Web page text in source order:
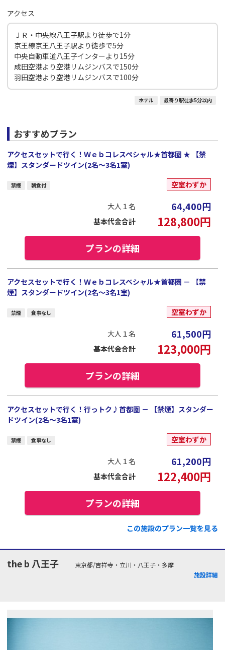
アクセス
ＪＲ・中央線八王子駅より徒歩で1分
京王線京王八王子駅より徒歩で5分
中央自動車道八王子インターより15分
成田空港より空港リムジンバスで150分
羽田空港より空港リムジンバスで100分
ホテル 最寄り駅徒歩5分以内
おすすめプラン
アクセスセットで行く！Ｗｅｂコレスペシャル★首都圏 ★ 【禁
煙】スタンダードツイン(2名～3名1室)
禁煙 朝食付 空室わずか
大人１名 64,400円
基本代金合計 128,800円
プランの詳細
アクセスセットで行く！Ｗｅｂコレスペシャル★首都圏 － 【禁
煙】スタンダードツイン(2名～3名1室)
禁煙 食事なし 空室わずか
大人１名 61,500円
基本代金合計 123,000円
プランの詳細
アクセスセットで行く！行っトク♪首都圏 － 【禁煙】スタンダー
ドツイン(2名～3名1室)
禁煙 食事なし 空室わずか
大人１名 61,200円
基本代金合計 122,400円
プランの詳細
この施設のプラン一覧を見る
the b 八王子
東京都/吉祥寺・立川・八王子・多摩
施設詳細